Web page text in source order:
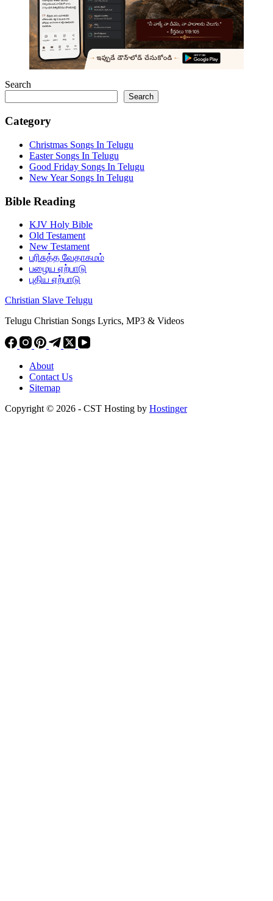
Search
Search
Category
Christmas Songs In Telugu
Easter Songs In Telugu
Good Friday Songs In Telugu
New Year Songs In Telugu
Bible Reading
KJV Holy Bible
Old Testament
New Testament
பரிசுத்த வேதாகமம்
பழைய ஏற்பாடு
புதிய ஏற்பாடு
Christian Slave Telugu
Telugu Christian Songs Lyrics, MP3 & Videos
About
Contact Us
Sitemap
Copyright © 2026 - CST Hosting by Hostinger